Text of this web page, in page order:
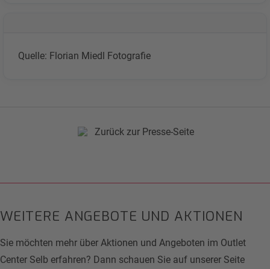
Quelle: Florian Miedl Fotografie
Zurück zur Presse-Seite
WEITERE ANGEBOTE UND AKTIONEN
Sie möchten mehr über Aktionen und Angeboten im Outlet
Center Selb erfahren? Dann schauen Sie auf unserer Seite